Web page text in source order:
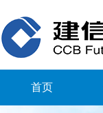
首页